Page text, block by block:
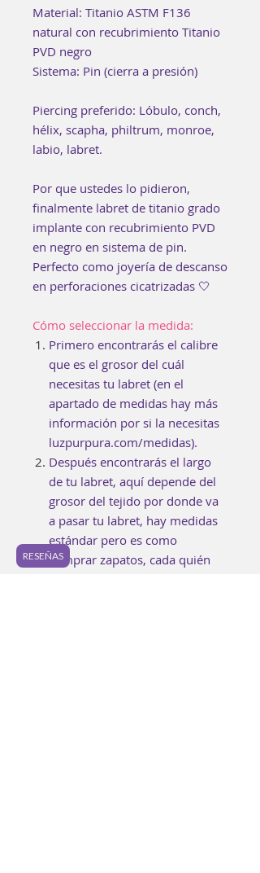
Material: Titanio ASTM F136
natural con recubrimiento Titanio
PVD negro
Sistema: Pin (cierra a presión)
Piercing preferido: Lóbulo, conch,
hélix, scapha, philtrum, monroe,
labio, labret.
Por que ustedes lo pidieron,
finalmente labret de titanio grado
implante con recubrimiento PVD
en negro en sistema de pin.
Perfecto como joyería de descanso
en perforaciones cicatrizadas 🤍
Cómo seleccionar la medida:
Primero encontrarás el calibre
que es el grosor del cuál
necesitas tu labret (en el
apartado de medidas hay más
información por si la necesitas
luzpurpura.com/medidas).
Después encontrarás el largo
de tu labret, aquí depende del
grosor del tejido por donde va
a pasar tu labret, hay medidas
estándar pero es como
comprar zapatos, cada quién
RESEÑAS